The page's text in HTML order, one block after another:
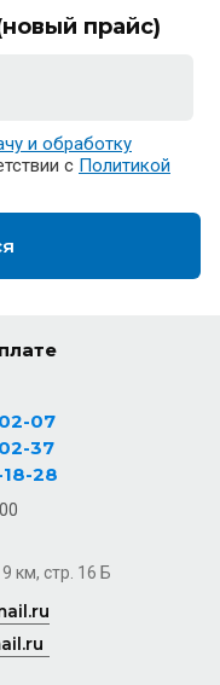
прайс)
и обработку
с Политикой
07
37
28
км, стр. 16 Б